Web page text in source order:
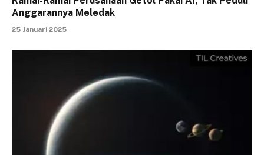
Anggarannya Meledak
25 Januari 2025